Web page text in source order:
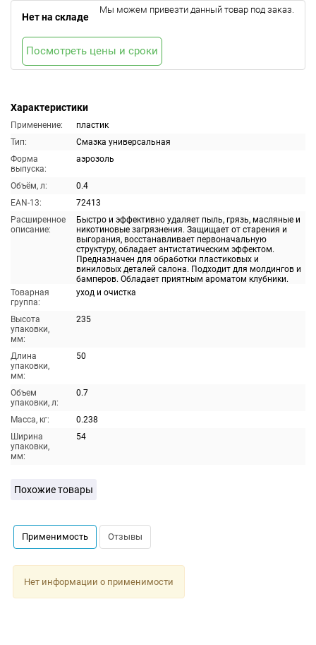
Характеристики
Применение:
пластик
Тип:
Смазка универсальная
Форма
выпуска:
аэрозоль
Объём, л:
0.4
EAN-13:
72413
Расширенное
описание:
Быстро и эффективно удаляет пыль, грязь, масляные и
никотиновые загрязнения. Защищает от старения и
выгорания, восстанавливает первоначальную
структуру, обладает антистатическим эффектом.
Предназначен для обработки пластиковых и
виниловых деталей салона. Подходит для молдингов и
бамперов. Обладает приятным ароматом клубники.
Товарная
группа:
уход и очистка
Высота
упаковки,
мм:
235
Длина
упаковки,
мм:
50
Объем
упаковки, л:
0.7
Масса, кг:
0.238
Ширина
упаковки,
мм:
54
Нет на складе
Мы можем привезти данный товар под заказ.
Посмотреть цены и сроки
Похожие товары
Применимость Отзывы
Нет информации о применимости